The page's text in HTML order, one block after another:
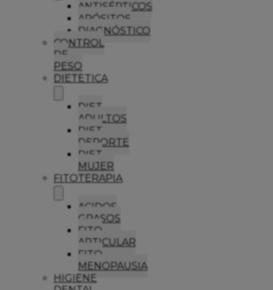
ANTISÉPTICOS
APÓSITOS
DIAGNÓSTICO
CONTROL
DE
PESO
DIETETICA
DIET
ADULTOS
DIET
DEPORTE
DIET
MUJER
FITOTERAPIA
ACIDOS
GRASOS
FITO
ARTICULAR
FITO
MENOPAUSIA
HIGIENE